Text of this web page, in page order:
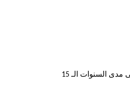
ج: بهدف أن تصبح العلامة التجارية الرائدة في هذا المجال ، نستمر في الاستكشاف في البحث وتطوير الجودة على مدى السنوات الـ 15